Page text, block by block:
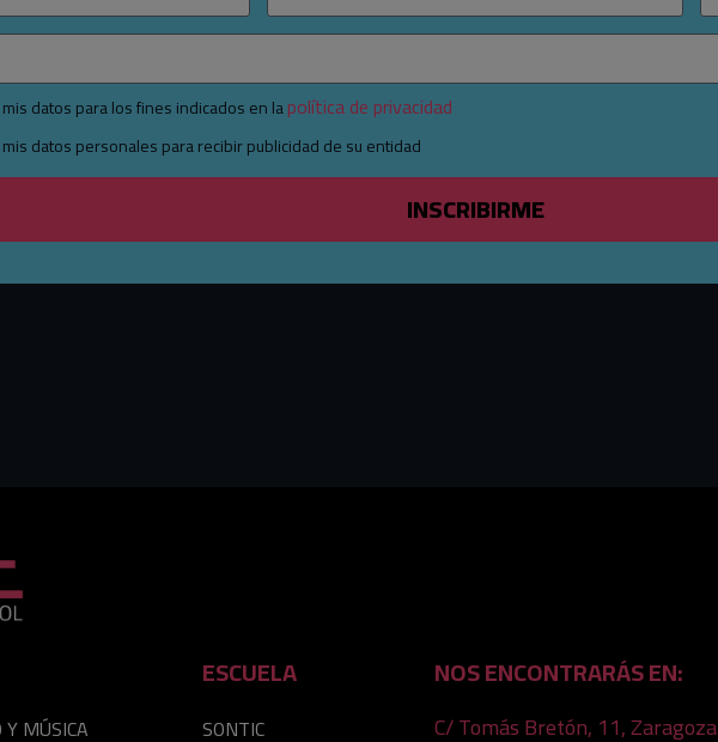
datos para los fines indicados en lapolítica de privacidad
datos personales para recibir publicidad de su entidad
INSCRIBIRME
MÚSICA
ESCUELA
SONTIC
NOS ENCONTRARÁS EN:
C/ Tomás Bretón, 11, Zaragoza